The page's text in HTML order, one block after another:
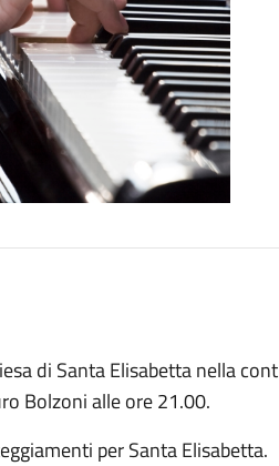
di Santa Elisabetta nella
Bolzoni alle ore 21.00.
per Santa Elisabetta.